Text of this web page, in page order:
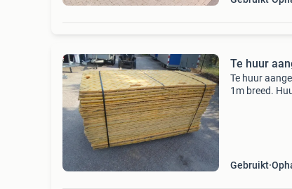
Te huur
Te huur
1m breed.
Gebruikt